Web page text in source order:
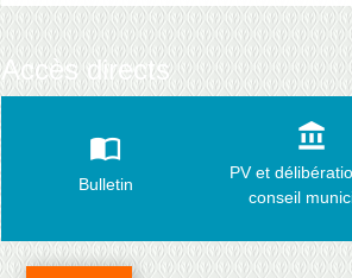
Accès directs
import_contacts
Bulletin
account_balance
PV et
conseil